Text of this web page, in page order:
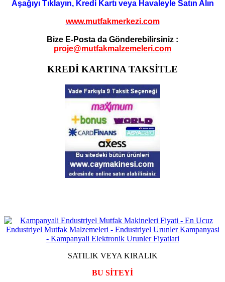
Aşağıyı Tıklayın, Kredi Kartı veya Havaleyle Satın Alın
www.mutfakmerkezi.com
Bize E-Posta da Gönderebilirsiniz :
proje@mutfakmalzemeleri.com
KREDİ KARTINA TAKSİTLE
SATILIK VEYA KIRALIK
BU SİTEYİ